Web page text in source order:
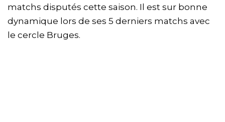
matchs disputés cette saison. Il est sur bonne
dynamique lors de ses 5 derniers matchs avec
le cercle Bruges.